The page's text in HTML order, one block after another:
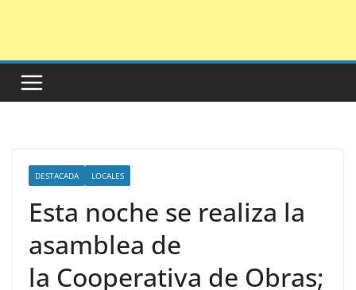
DESTACADA LOCALES
Esta noche se realiza la
asamblea de
la Cooperativa de Obras;